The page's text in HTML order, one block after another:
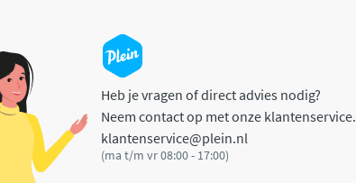
Heb je vragen of direct advies nodig?
Neem contact op met onze klantenservice.
klantenservice@plein.nl
(ma t/m vr 08:00 - 17:00)